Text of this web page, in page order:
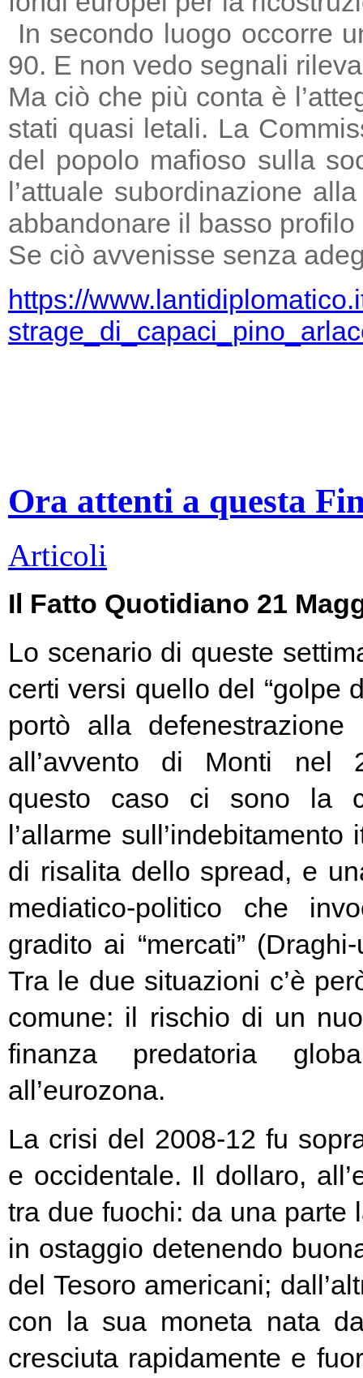
In secondo luogo occorre
90. E non vedo segnali
Ma ciò che più conta è
stati quasi letali. La
del popolo mafioso sulla
l’attuale subordinazione
abbandonare il basso
Se ciò avvenisse senza
https://
Ora attenti a questa
Articoli
Il Fatto Quotidiano 21
Lo scenario di queste
certi versi quello del “golpe
portò alla
all’avvento di Monti nel
questo caso ci sono la
l’allarme
di risalita dello spread, e
mediatico-politico che
gradito ai “mercati”
Tra le due situazioni c’è
comune: il rischio di un
finanza predatoria
all’eurozona.
La crisi del 2008-12 fu
e occidentale. Il dollaro,
tra due fuochi: da una parte
in ostaggio detenendo
del Tesoro americani;
con la sua moneta nata
cresciuta rapidamente e